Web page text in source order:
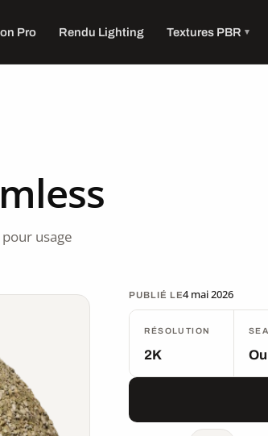
Pro Rendu Lighting Textures PBR
usage
PUBLIÉ LE4 mai 2026
RÉSOLUTION
2K